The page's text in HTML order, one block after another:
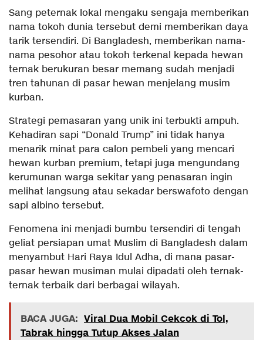
Sang peternak lokal mengaku sengaja memberikan
nama tokoh dunia tersebut demi memberikan daya
tarik tersendiri. Di Bangladesh, memberikan nama-
nama pesohor atau tokoh terkenal kepada hewan
ternak berukuran besar memang sudah menjadi
tren tahunan di pasar hewan menjelang musim
kurban.
Strategi pemasaran yang unik ini terbukti ampuh.
Kehadiran sapi “Donald Trump” ini tidak hanya
menarik minat para calon pembeli yang mencari
hewan kurban premium, tetapi juga mengundang
kerumunan warga sekitar yang penasaran ingin
melihat langsung atau sekadar berswafoto dengan
sapi albino tersebut.
Fenomena ini menjadi bumbu tersendiri di tengah
geliat persiapan umat Muslim di Bangladesh dalam
menyambut Hari Raya Idul Adha, di mana pasar-
pasar hewan musiman mulai dipadati oleh ternak-
ternak terbaik dari berbagai wilayah.
BACA JUGA: Viral Dua Mobil Cekcok di Tol,
Tabrak hingga Tutup Akses Jalan